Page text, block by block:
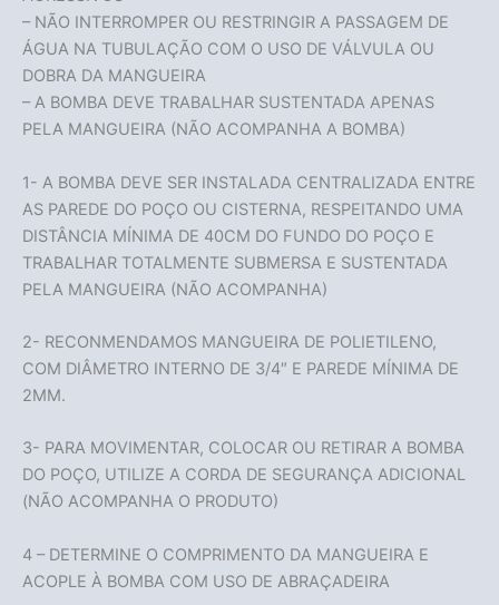
Acabou
– NÃO INTERROMPER OU RESTRINGIR A PASSAGEM DE
ÁGUA NA TUBULAÇÃO COM O USO DE VÁLVULA OU
DOBRA DA MANGUEIRA
– A BOMBA DEVE TRABALHAR SUSTENTADA APENAS
PELA MANGUEIRA (NÃO ACOMPANHA A BOMBA)
1- A BOMBA DEVE SER INSTALADA CENTRALIZADA ENTRE
AS PAREDE DO POÇO OU CISTERNA, RESPEITANDO UMA
DISTÂNCIA MÍNIMA DE 40CM DO FUNDO DO POÇO E
TRABALHAR TOTALMENTE SUBMERSA E SUSTENTADA
PELA MANGUEIRA (NÃO ACOMPANHA)
2- RECONMENDAMOS MANGUEIRA DE POLIETILENO,
COM DIÂMETRO INTERNO DE 3/4″ E PAREDE MÍNIMA DE
2MM.
3- PARA MOVIMENTAR, COLOCAR OU RETIRAR A BOMBA
DO POÇO, UTILIZE A CORDA DE SEGURANÇA ADICIONAL
(NÃO ACOMPANHA O PRODUTO)
4 – DETERMINE O COMPRIMENTO DA MANGUEIRA E
ACOPLE À BOMBA COM USO DE ABRAÇADEIRA